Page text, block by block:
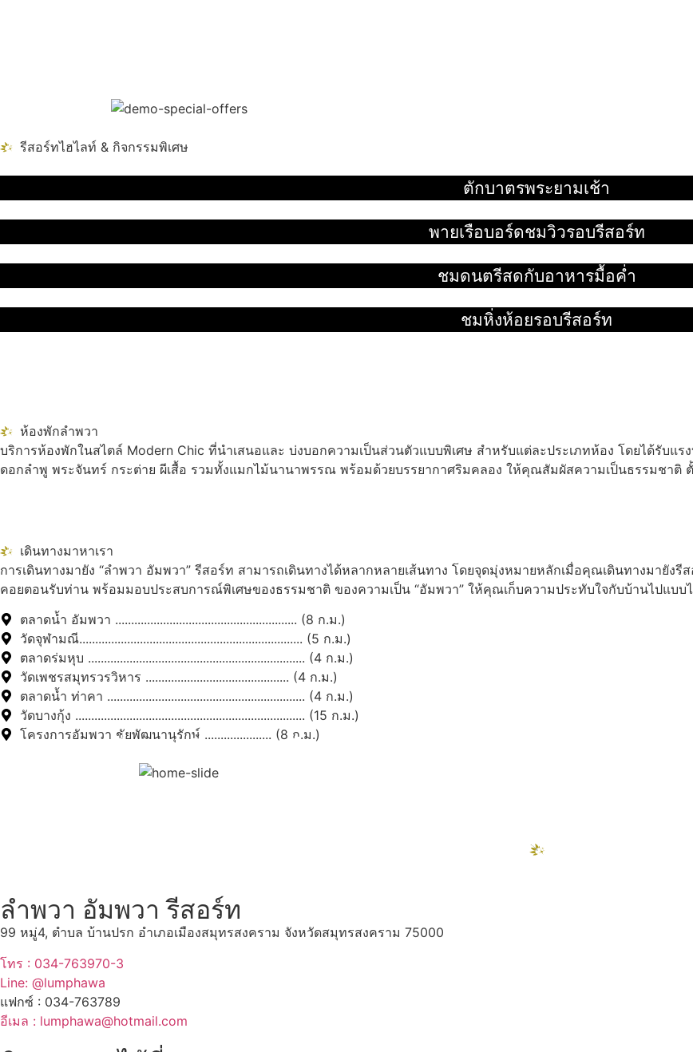
รีสอร์ทไฮไลท์ & กิจกรรมพิเศษ
ตักบาตรพระยามเช้า
พายเรือบอร์ดชมวิวรอบรีสอร์ท
ชมดนตรีสดกับอาหารมื้อค่ำ
ชมหิ่งห้อยรอบรีสอร์ท
ห้องพักลำพวา
บริการห้องพักในสไตล์ Modern Chic ที่นำเสนอและ บ่งบอกความเป็นส่วนตัวแบบพิเศษ สำหรับแต่ละประเภทห้อง โดยได้รับแ
ดอกลำพู พระจันทร์ กระต่าย ผีเสื้อ รวมทั้งแมกไม้นานาพรรณ พร้อมด้วยบรรยากาศริมคลอง ให้คุณสัมผัสความเป็นธรรมชา
เดินทางมาหาเรา
การเดินทางมายัง “ลำพวา อัมพวา” รีสอร์ท สามารถเดินทางได้หลากหลายเส้นทาง โดยจุดมุ่งหมายหลักเมื่อคุณเดินทางมายัง
คอยตอนรับท่าน พร้อมมอบประสบการณ์พิเศษของธรรมชาติ ของความเป็น “อัมพวา” ให้คุณเก็บความประทับใจกับบ้านไปแบบ
ตลาดน้ำ อัมพวา ......................................................... (8 ก.ม.)
วัดจุฬามณี...................................................................... (5 ก.ม.)
ตลาดร่มหุบ .................................................................... (4 ก.ม.)
วัดเพชรสมุทรวรวิหาร ............................................. (4 ก.ม.)
ตลาดน้ำ ท่าคา .............................................................. (4 ก.ม.)
วัดบางกุ้ง ........................................................................ (15 ก.ม.)
โครงการอัมพวา ชัยพัฒนานุรักษ์ ..................... (8 ก.ม.)
สถานที่ท่องเที่ยวรอบรีสอร์ท
ลำพวา อัมพวา รีสอร์ท
99 หมู่4, ตำบล บ้านปรก อำเภอเมืองสมุทรสงคราม จังหวัดสมุทรสงคราม 75000
โทร : 034-763970-3
Line: @lumphawa
แฟกซ์ : 034-763789
อีเมล : lumphawa@hotmail.com